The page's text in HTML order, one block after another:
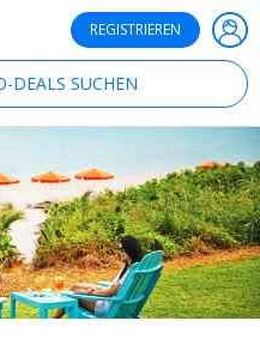
REGISTRIEREN
DEALS SUCHEN